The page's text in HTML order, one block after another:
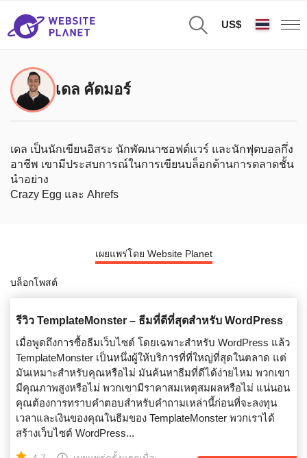
US$
เดล คัดมอร์
เดล เป็นนักเขียนอิสระ นักพัฒนาซอฟต์แวร์ และนักฟุตบอลกึ่ง
อาชีพ เขามีประสบการณ์ในการเขียนบล็อกด้านการตลาดชั้น
นำอย่าง
Crazy Egg และ Ahrefs
เผยแพร่โดย Website Planet
บล็อกโพสต์
รีวิว TemplateMonster – ธีมที่ดีที่สุดสำหรับ WordPress
เมื่อพูดถึงการซื้อธีมเว็บไซต์ โดยเฉพาะสำหรับ WordPress แล้ว
TemplateMonster เป็นหนึ่งผู้ให้บริการที่ที่ใหญ่ที่สุดในตลาด แต่
มันเหมาะสำหรับคุณหรือไม่ มันค้นหาธีมที่ดีได้ง่ายไหม พวกเขา
มีคุณภาพสูงหรือไม่ พวกเขามีราคาสมเหตุสมผลหรือไม่ แน่นอน
คุณต้องการทราบคำตอบสำหรับคำถามเหล่านี้ก่อนที่จะลงทุน
เวลาและเงินของคุณในธีมของ TemplateMonster พวกเราได้
สร้างเว็บไซต์ WordPress...